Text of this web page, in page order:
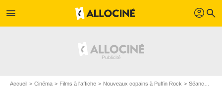
menu profil search
Accueil Cinéma Films à l'affiche Nouveaux copains à Puffin Rock Séances "Nouveaux copains à Puffin Rock" Val-de-Marne